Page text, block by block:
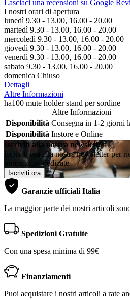
Lasciaci una recensioni su Google
I nostri orari di apertura
lunedì 9.30 - 13.00, 16.00 - 20.00
martedì 9.30 - 13.00, 16.00 - 20.00
mercoledì 9.30 - 13.00, 16.00 - 20.00
giovedì 9.30 - 13.00, 16.00 - 20.00
venerdì 9.30 - 13.00, 16.00 - 20.00
sabato 9.30 - 13.00, 16.00 - 20.00
domenica Chiuso
Dettagli
Altre Informazioni
ha100 mute holder stand per sordine
Altre Informazioni
Disponibilità Consegna in 1-2 giorni
Disponibilità Instore e Online
Iscriviti alla nostra newsletter
Iscriviti ora alla nostra newsletter per
promozioni dedicate
Iscriviti ora
Garanzie ufficiali Italia
La maggior parte dei nostri articoli
Spedizioni Gratuite
Con una spesa minima di 99€
Finanziamenti
Puoi acquistare i nostri articoli a rate